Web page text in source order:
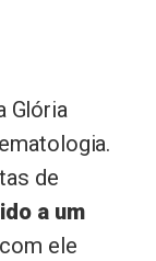
Glória
de
a um
com ele